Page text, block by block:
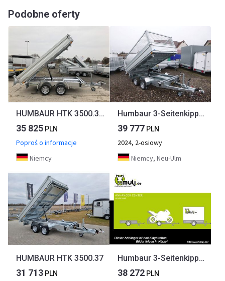
Podobne oferty
HUMBAUR HTK 3500.31 Rampen + Stützen Dreiseitenkipper
35 825 PLN
Poproś o informacje
Niemcy
Humbaur 3-Seitenkipper HTK 3500.31 Alu, mit Laubgitteraufsatz
39 777 PLN
2024, 2-osiowy
Niemcy, Neu-Ulm
HUMBAUR HTK 3500.37
31 713 PLN
Humbaur 3-Seitenkipper HTK 3500.31 Alu Parabel , 3140 x 1750 x 350 mm, 3,5 to.
38 272 PLN